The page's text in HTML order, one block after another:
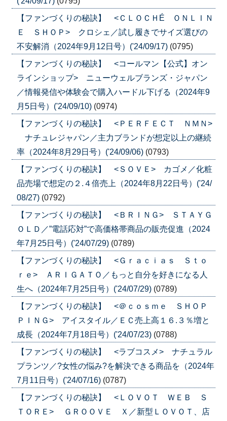
【ファンづくりの秘訣】 <ＣＬＯＣＨÉ ＯＮＬＩＮ
Ｅ ＳＨＯＰ> クロシェ／試し履きでサイズ選びの
不安解消（2024年9月12日号）('24/09/17) (0795)
【ファンづくりの秘訣】 <コールマン【公式】オン
ラインショップ> ニューウェルブランズ・ジャパン
／情報発信や体験会で購入ハードル下げる（2024年9
月5日号）('24/09/10) (0974)
【ファンづくりの秘訣】 <ＰＥＲＦＥＣＴ ＮＭＮ>
ナチュレジャパン／主力ブランドが想定以上の継続
率（2024年8月29日号）('24/09/06) (0793)
【ファンづくりの秘訣】 <ＳＯＶＥ> カゴメ／化粧
品売場で想定の２.４倍売上（2024年8月22日号）('24/
08/27) (0792)
【ファンづくりの秘訣】 <ＢＲＩＮＧ> ＳＴＡＹＧ
ＯＬＤ／”電話応対”で高価格帯商品の販売促進（2024
年7月25日号）('24/07/29) (0789)
【ファンづくりの秘訣】 <Ｇｒａｃｉａｓ Ｓｔｏ
ｒｅ> ＡＲＩＧＡＴＯ／もっと自分を好きになる人
生へ（2024年7月25日号）('24/07/29) (0789)
【ファンづくりの秘訣】 <＠ｃｏｓｍｅ ＳＨＯＰ
ＰＩＮＧ> アイスタイル／ＥＣ売上高１６.３％増と
成長（2024年7月18日号）('24/07/23) (0788)
【ファンづくりの秘訣】 <ラブコスメ> ナチュラル
プランツ／?女性の悩み?を解決できる商品を（2024年
7月11日号）('24/07/16) (0787)
【ファンづくりの秘訣】 <ＬＯＶＯＴ ＷＥＢ Ｓ
ＴＯＲＥ> ＧＲＯＯＶＥ Ｘ／新型ＬＯＶＯＴ、店